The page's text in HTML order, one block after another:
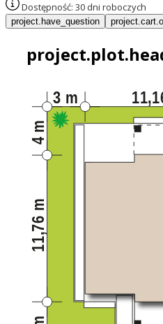
Dostępność: 30 dni roboczych
project.have_question